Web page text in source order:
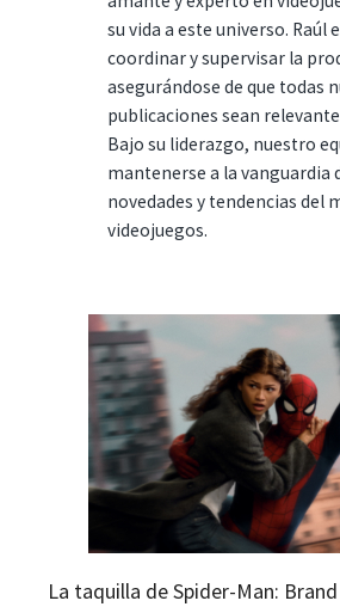
su vida a este universo. Raúl
coordinar y supervisar la
asegurándose de que todas
publicaciones sean
Bajo su liderazgo, nuestro
mantenerse a la vanguardia
novedades y tendencias del
videojuegos.
La taquilla de Spider-Man: